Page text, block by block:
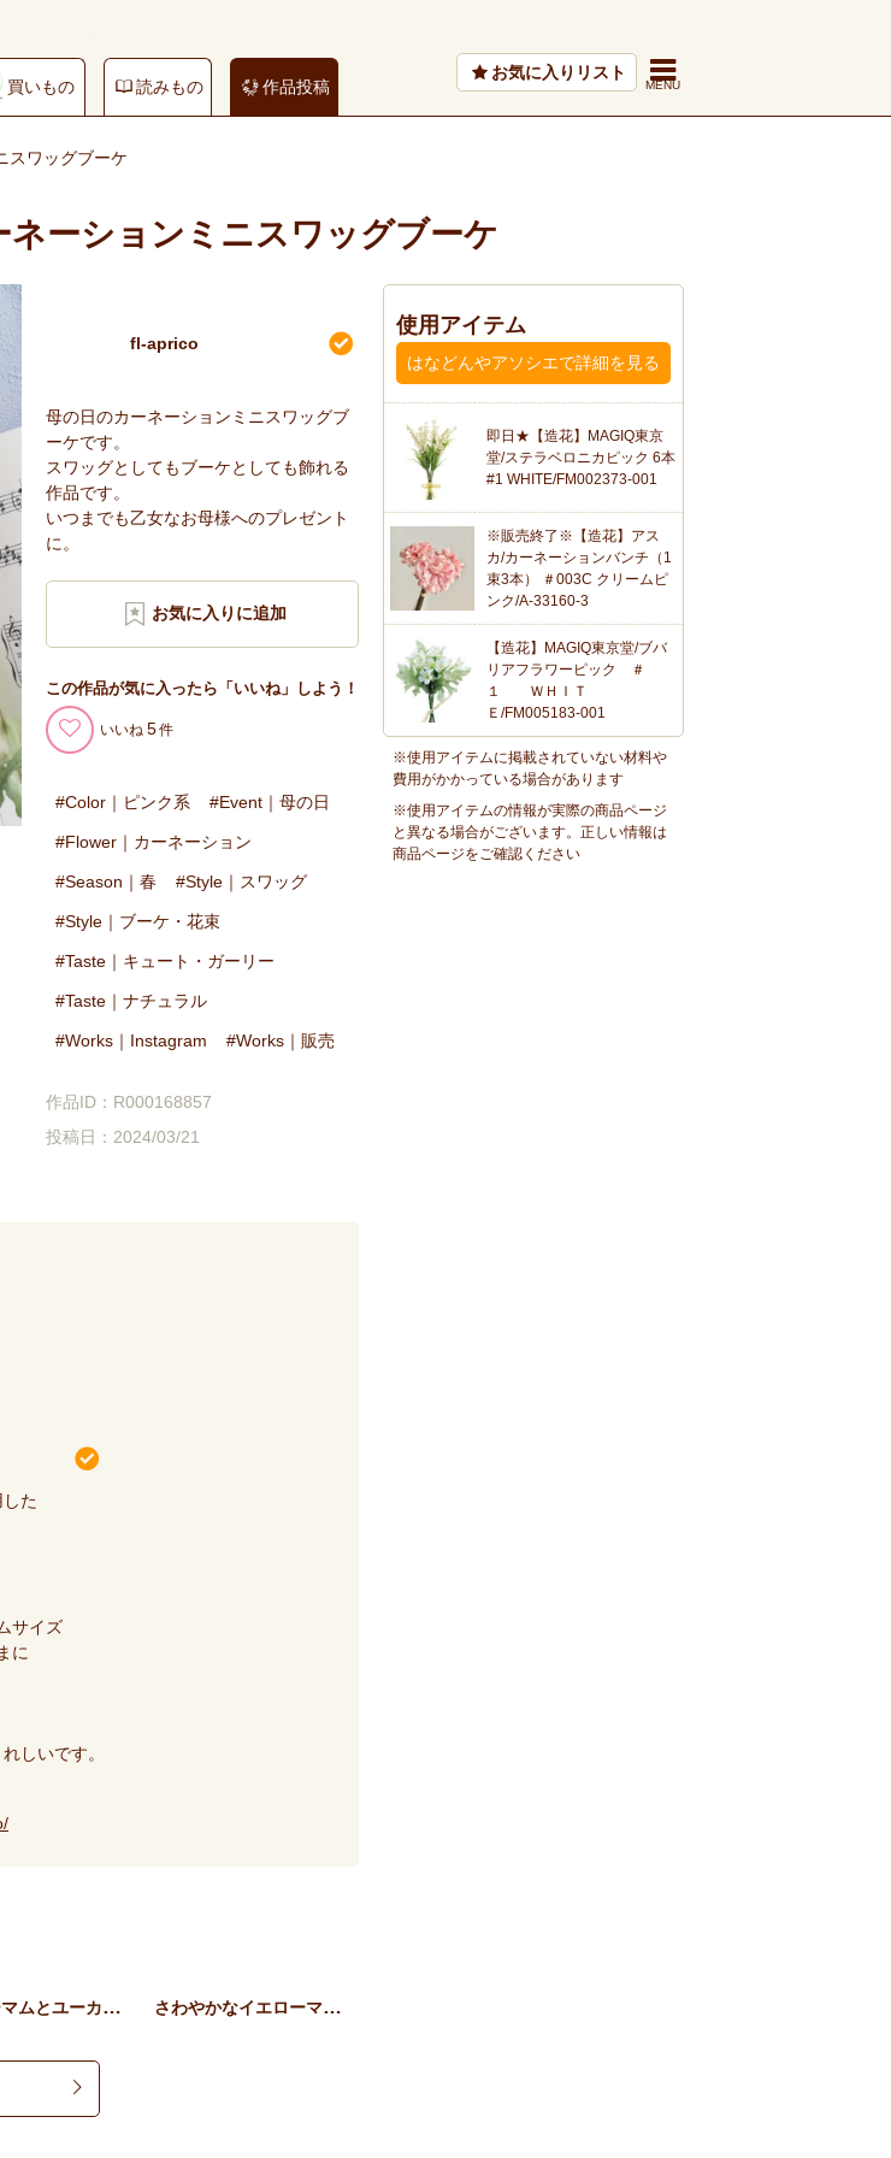
買いもの 読みもの 作品投稿
お気に入りリスト
スワッグブーケ
ーションミニスワッグブーケ
fl-aprico
母の日のカーネーションミニスワッグブ
ーケです。
スワッグとしてもブーケとしても飾れる
作品です。
いつまでも乙女なお母様へのプレゼント
に。
この作品が気に入ったら「いいね」しよう！
いいね 5
Color｜ピンク系 Event｜母の日
Flower｜カーネーション
Season｜春 Style｜スワッグ
Style｜ブーケ・花束
Taste｜キュート・ガーリー
Taste｜ナチュラル
Works｜Instagram Works｜販売
作品ID：R000168857
投稿日：2024/03/21
た
サイズ
に
しいです。
イエローマムとユーカリのミ… さわやかなイエローマムのミ…
使用アイテム
はなどんやアソシエで詳細を見る
即日★【造花】MAGIQ東京
堂/ステラベロニカピック 6本
#1 WHITE/FM002373-001
※販売終了※【造花】アス
カ/カーネーションバンチ（1
束3本） ＃003C クリームピ
ンク/A-33160-3
【造花】MAGIQ東京堂/ブバ
リアフラワーピック ＃
１ ＷＨＩＴ
Ｅ/FM005183-001
※使用アイテムに掲載されていない材料や
費用がかかっている場合があります
※使用アイテムの情報が実際の商品ページ
と異なる場合がございます。正しい情報は
商品ページをご確認ください